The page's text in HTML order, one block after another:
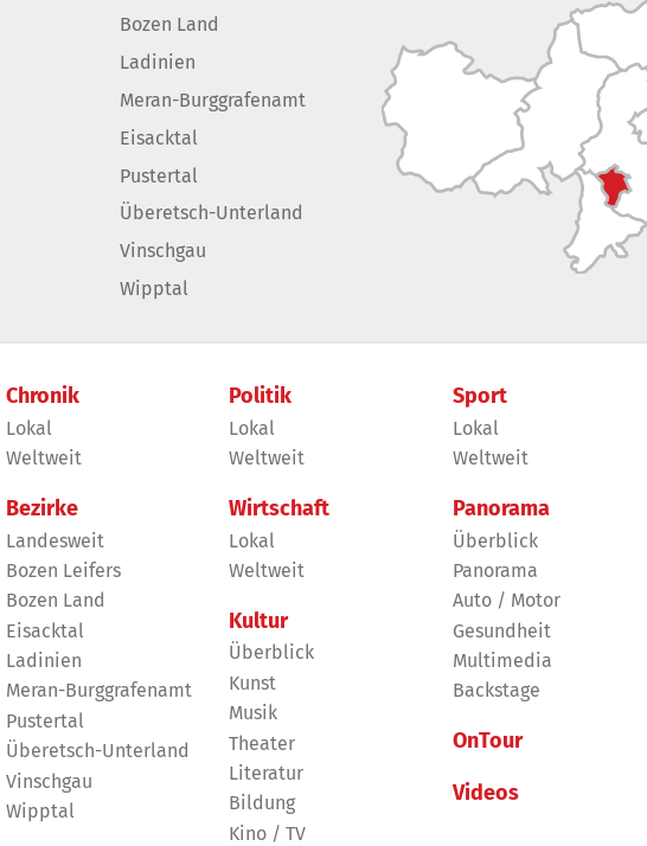
Bozen Land
Ladinien
Meran-Burggrafenamt
Eisacktal
Pustertal
Überetsch-Unterland
Vinschgau
Wipptal
Chronik
Lokal
Weltweit
Bezirke
Landesweit
Bozen Leifers
Bozen Land
Eisacktal
Ladinien
Meran-Burggrafenamt
Pustertal
Überetsch-Unterland
Vinschgau
Wipptal
Politik
Lokal
Weltweit
Wirtschaft
Lokal
Weltweit
Kultur
Überblick
Kunst
Musik
Theater
Literatur
Bildung
Kino / TV
Sport
Lokal
Weltweit
Panorama
Überblick
Panorama
Auto / Motor
Gesundheit
Multimedia
Backstage
OnTour
Videos